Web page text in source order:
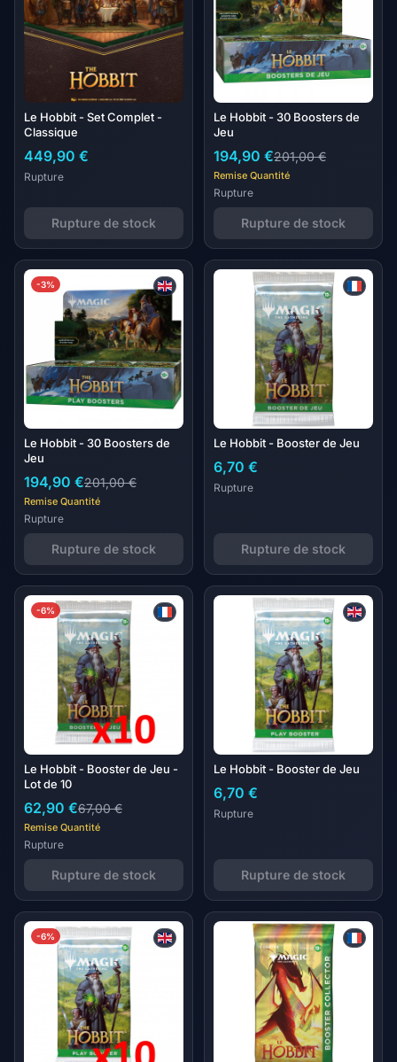
Le Hobbit - Set Complet -
Classique
449,90 €
Rupture
Rupture de stock
Le Hobbit - 30 Boosters de
Jeu
194,90 €201,00 €
Remise Quantité
Rupture
Rupture de stock
-3%
Le Hobbit - 30 Boosters de
Jeu
194,90 €201,00 €
Remise Quantité
Rupture
Rupture de stock
Le Hobbit - Booster de Jeu
6,70 €
Rupture
Rupture de stock
-6%
Le Hobbit - Booster de Jeu -
Lot de 10
62,90 €67,00 €
Remise Quantité
Rupture
Rupture de stock
Le Hobbit - Booster de Jeu
6,70 €
Rupture
Rupture de stock
-6%